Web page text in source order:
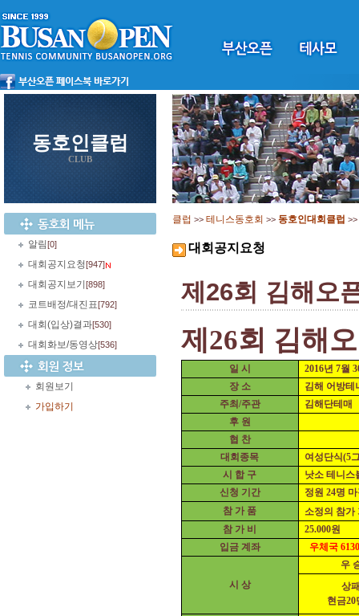
동호인클럽
CLUB
알림[0]
대회공지요청[947]
대회공지보기 [898]
코트배정/대진표[792]
대회(입상)결과[530]
대회화보/동영상[536]
회원보기
가입하기
클럽 >> 테니스동호회 >> 동호인대회클럽 >>
대회공지요청
제26회 김해오
제26회 김해
일 시 2016년 7월
장 소
김해 어방테
주최 /주관
김해단테매
후 원
협 찬
대회종목
여성단식(5
시 합 구
낫소 테니스
신청 기간
정원 24명
참 가 품
소정의 참가
참 가 비
25.000원
입금 계좌
우체국
시 상
우
상
현금20